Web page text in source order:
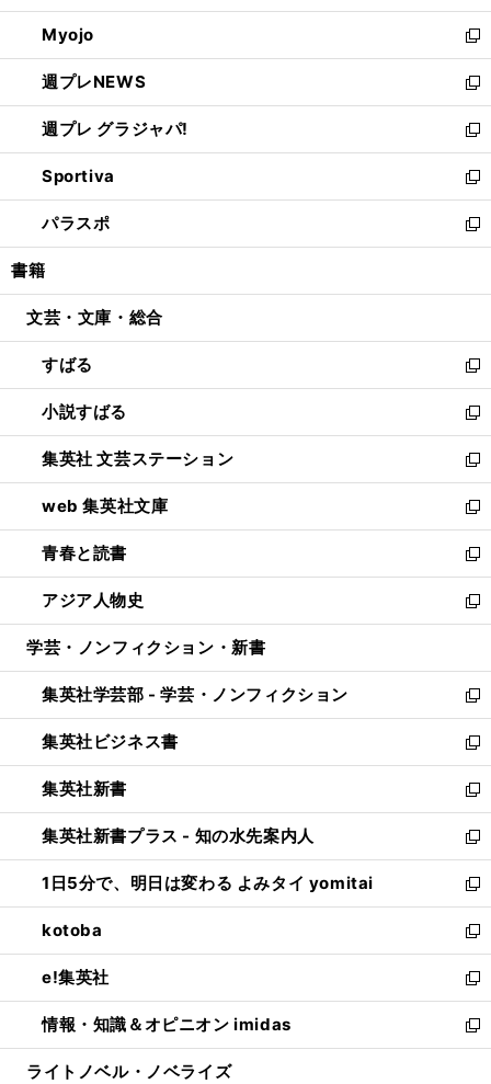
開
く
ウ
で
開
く
ン
ド
ウ
で
開
く
ウ
ィ
ン
ド
ウ
で
開
く
Myojo
新
し
い
ウ
ィ
ン
ド
ウ
で
開
週プレNEWS
新
し
い
ウ
ィ
ン
ド
ウ
開
週プレ グラジャパ!
新
し
い
ウ
ィ
ン
ウ
開
く
Sportiva
新
し
い
ウ
ン
ウ
で
開
く
パラスポ
新
し
ウ
ン
ド
ウ
で
開
く
書籍
文芸・文庫・総合
すばる
新
し
い
ウ
ィ
ン
ド
ウ
で
開
く
小説すばる
新
し
い
ウ
ィ
ン
ド
ウ
で
開
集英社 文芸ステーション
新
し
い
ウ
ィ
ン
ド
ウ
開
く
web 集英社文庫
新
し
い
ウ
ィ
ン
ウ
で
開
く
青春と読書
新
し
い
ウ
ン
ド
ウ
で
開
く
アジア人物史
新
し
ウ
ィ
ン
ド
ウ
で
開
く
学芸・ノンフィクション・新書
集英社学芸部 - 学芸・ノンフィクション
新
し
い
ウ
ィ
ン
ド
ウ
で
開
く
集英社ビジネス書
新
し
い
ウ
ィ
ン
ド
ウ
で
開
く
集英社新書
新
し
い
ウ
ィ
ン
ド
ウ
で
開
く
集英社新書プラス - 知の水先案内人
新
し
い
ウ
ィ
ン
ド
ウ
で
開
1日5分で、明日は変わる よみタイ yomitai
新
し
い
ウ
ィ
ン
ド
ウ
kotoba
新
し
い
ウ
ィ
ン
e!集英社
新
し
い
ウ
情報・知識＆オピニオン imidas
新
し
ライトノベル・ノベライズ